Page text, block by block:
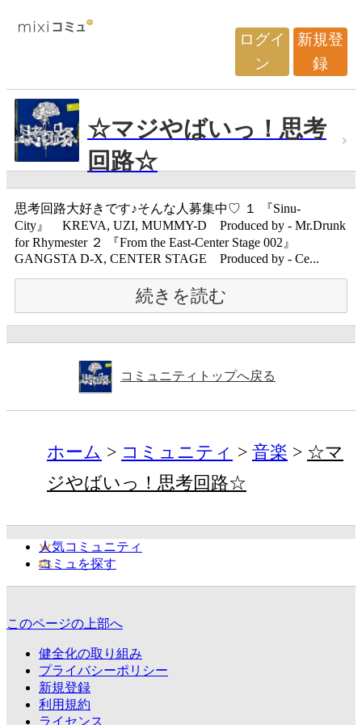
ログイ
ン
新規登
録
☆マジやばいっ！思考
回路☆
思考回路大好きです♪そんな人募集中♡ １ 『Sinu-
City』 KREVA, UZI, MUMMY-D Produced by - Mr.Drunk
for Rhymester ２ 『From the East-Center Stage 002』
GANGSTA D-X, CENTER STAGE Produced by - Ce...
続きを読む
コミュニティトップへ戻る
ホーム コミュニティ 音楽
☆マ
ジやばいっ！思考回路☆
人気コミュニティ
コミュを探す
このページの上部へ
健全化の取り組み
プライバシーポリシー
新規登録
利用規約
ライセンス